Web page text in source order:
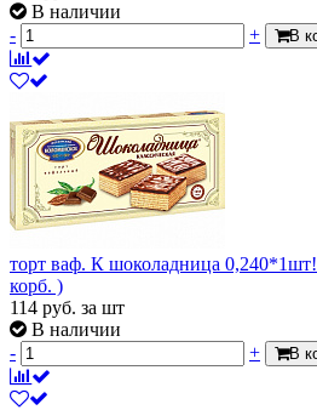
В наличии
-
+ В
торт ваф. К шоколадница
корб. )
114 руб. за шт
В наличии
-
+ В